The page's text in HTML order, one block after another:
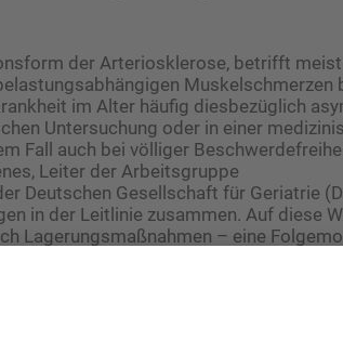
der Arteriosklerose, betrifft
Muskelschmerzen
im Alter häufig diesbezüglich
Untersuchung oder in einer
Fall auch bei völliger
Leiter der Arbeitsgruppe
Deutschen Gesellschaft für Geriatrie
in der Leitlinie zusammen. Auf diese
Lagerungsmaßnahmen – eine
bei bettlägerigen Menschen oder
im Fußbereich oder Sprunggelenk
und Patienten mit